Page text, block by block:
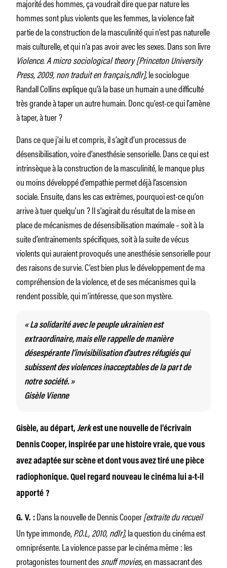
majorité des hommes, ça voudrait dire que par nature les
hommes sont plus violents que les femmes, la violence fait
partie de la construction de la masculinité qui n’est pas naturelle
mais culturelle, et qui n’a pas avoir avec les sexes. Dans son livre
Violence. A micro sociological theory [Princeton University
Press, 2009, non traduit en français,ndlr],le sociologue
Randall Collins explique qu’à la base un humain a une difficulté
très grande à taper un autre humain. Donc qu’est-ce qui l’amène
à taper, à tuer ?
Dans ce que j’ai lu et compris, il s’agit d’un processus de
désensibilisation, voire d’anesthésie sensorielle. Dans ce qui est
intrinsèque à la construction de la masculinité, le manque plus
ou moins développé d’empathie permet déjà l’ascension
sociale. Ensuite, dans les cas extrêmes, pourquoi est-ce qu’on
arrive à tuer quelqu’un ? Il s’agirait du résultat de la mise en
place de mécanismes de désensibilisation maximale – soit à la
suite d’entraînements spécifiques, soit à la suite de vécus
violents qui auraient provoqués une anesthésie sensorielle pour
des raisons de survie. C’est bien plus le développement de ma
compréhension de la violence, et de ses mécanismes qui la
rendent possible, qui m’intéresse, que son mystère.
« La solidarité avec le peuple ukrainien est
extraordinaire, mais elle rappelle de manière
désespérante l’invisibilisation d’autres réfugiés qui
subissent des violences inacceptables de la part de
notre société. »
Gisèle Vienne
Gisèle, au départ,Jerkest une nouvelle de l’écrivain
Dennis Cooper, inspirée par une histoire vraie, que vous
avez adaptée sur scène et dont vous avez tiré une pièce
radiophonique. Quel regard nouveau le cinéma lui a-t-il
apporté ?
G. V. : Dans la nouvelle de Dennis Cooper[extraite du recueil
Un type immonde,P.O.L, 2010, ndlr],la question du cinéma est
omniprésente. La violence passe par le cinéma même : les
protagonistes tournent dessnuff movies,en massacrant des